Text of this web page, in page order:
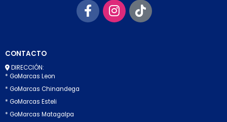
CONTACTO
DIRECCIÓN:
* GoMarcas Leon
* GoMarcas Chinandega
* GoMarcas Esteli
* GoMarcas Matagalpa